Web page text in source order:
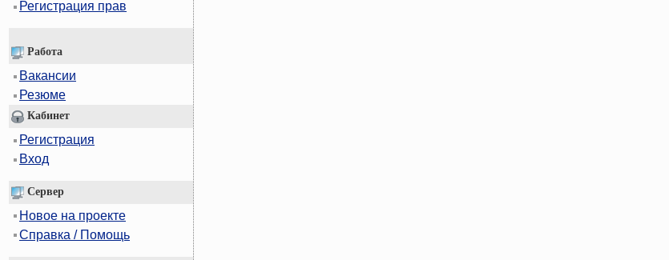
Регистрация прав
Работа
Вакансии
Резюме
Кабинет
Регистрация
Вход
Сервер
Новое на проекте
Справка / Помощь